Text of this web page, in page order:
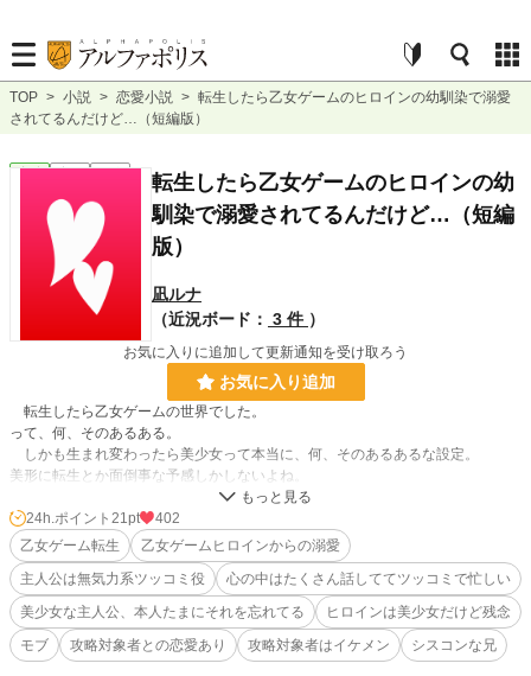
TOP > 小説 > 恋愛小説 > 転生したら乙女ゲームのヒロインの幼馴染で溺愛
されてるんだけど…（短編版）
恋愛 完結 短編
転生したら乙女ゲームのヒロインの幼
馴染で溺愛されてるんだけど…（短編
版）
凪ルナ
（近況ボード： 3 件 ）
お気に入りに追加して更新通知を受け取ろう
お気に入り追加
転生したら乙女ゲームの世界でした。
って、何、そのあるある。
しかも生まれ変わったら美少女って本当に、何、そのあるあるな設定。
美形に転生とか面倒事な予感しかしないよね。
そして、何故か私、三咲はな（みさきはな）は乙女ゲームヒロイン、真中千夏
（まなかちなつ）の幼馴染になってました。
（いやいや、何で、そうなるんだよ。私は地味に生きていきたいんだよ！だか
ら、千夏、頼むから攻略対象者引き連れて私のところに来ないで！）
と、主人公が、内心荒ぶりながらも、乙女ゲームヒロイン千夏から溺愛され、
24h.ポイント 21pt
402
乙女ゲーム転生
乙女ゲームヒロインからの溺愛
主人公は無気力系ツッコミ役
心の中はたくさん話しててツッコミで忙しい
美少女な主人公、本人たまにそれを忘れてる
ヒロインは美少女だけど残念
モブ
攻略対象者との恋愛あり 攻略対象者はイケメン シスコンな兄